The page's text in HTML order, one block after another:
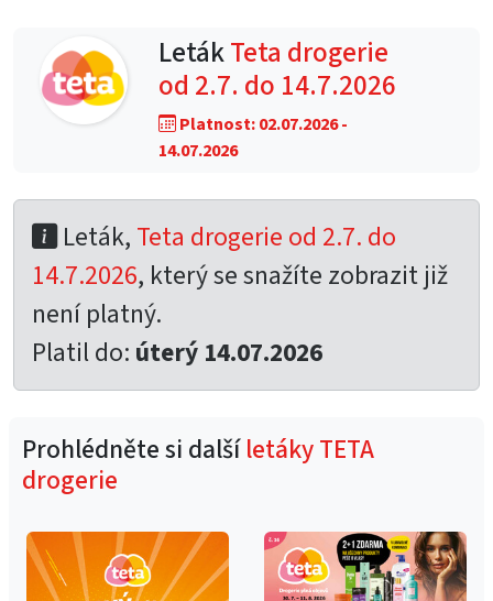
LetákTeta drogerie
od 2.7. do 14.7.2026
Platnost: 02.07.2026 -
14.07.2026
Leták, Teta drogerie od 2.7. do
14.7.2026, který se snažíte zobrazit již
není platný.
Platil do: úterý 14.07.2026
Prohlédněte si dalšíletáky TETA
drogerie